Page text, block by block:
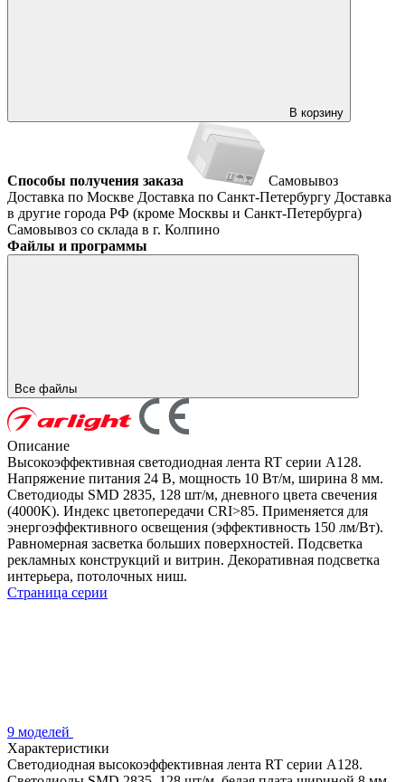
В корзину
Способы получения заказа
Самовывоз
Доставка по Москве Доставка по Санкт-Петербургу Доставка
в другие города РФ (кроме Москвы и Санкт-Петербурга)
Самовывоз со склада в г. Колпино
Файлы и программы
Все файлы
Описание
Высокоэффективная светодиодная лента RT серии A128.
Напряжение питания 24 В, мощность 10 Вт/м, ширина 8 мм.
Светодиоды SMD 2835, 128 шт/м, дневного цвета свечения
(4000K). Индекс цветопередачи CRI>85. Применяется для
энергоэффективного освещения (эффективность 150 лм/Вт).
Равномерная засветка больших поверхностей. Подсветка
рекламных конструкций и витрин. Декоративная подсветка
интерьера, потолочных ниш.
Страница серии
9 моделей
Характеристики
Светодиодная высокоэффективная лента RT серии A128.